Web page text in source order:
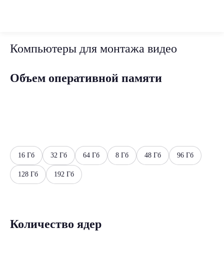
Компьютеры для монтажа видео
Объем оперативной памяти
16 Гб 32 Гб 64 Гб 8 Гб 48 Гб 96 Гб
128 Гб 192 Гб
Количество ядер